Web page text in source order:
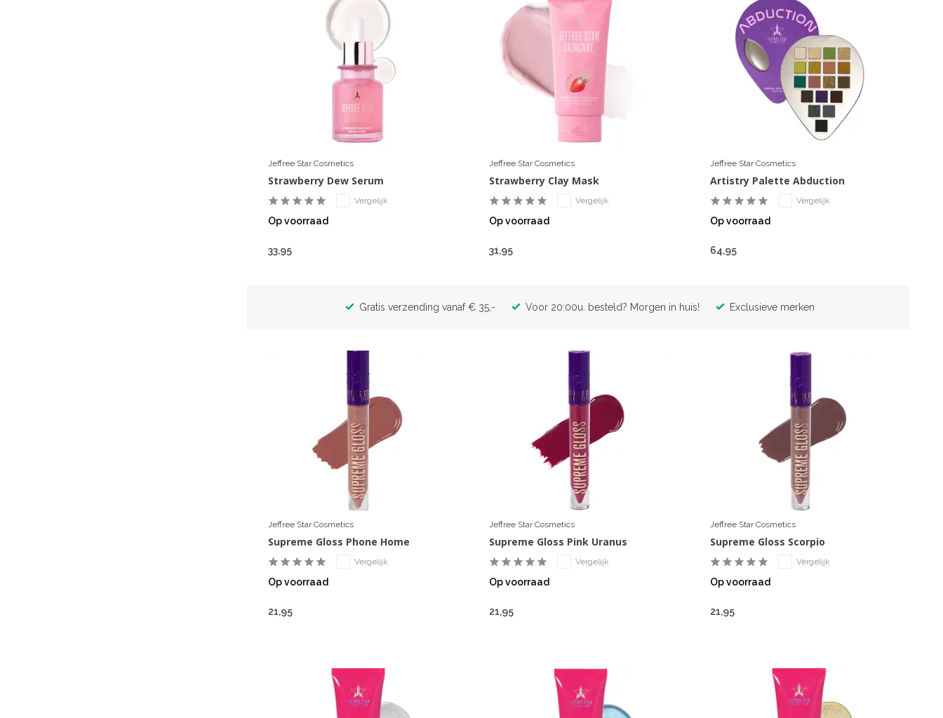
Jeffree Star Cosmetics
Strawberry Dew Serum
Vergelijk
Op voorraad
33,95
Jeffree Star Cosmetics
Strawberry Clay Mask
Vergelijk
Op voorraad
31,95
Jeffree Star Cosmetics
Artistry Palette Abduction
Vergelijk
Op voorraad
64,95
Gratis verzending vanaf € 35,- Voor 20:00u. besteld? Morgen in huis! Exclusieve merken
Jeffree Star Cosmetics
Supreme Gloss Phone Home
Vergelijk
Op voorraad
21,95
Jeffree Star Cosmetics
Supreme Gloss Pink Uranus
Vergelijk
Op voorraad
21,95
Jeffree Star Cosmetics
Supreme Gloss Scorpio
Vergelijk
Op voorraad
21,95